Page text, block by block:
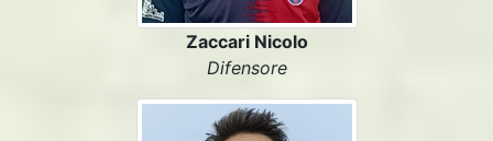
Zaccari Nicolo
Difensore